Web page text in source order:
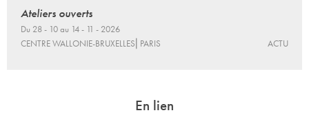
Ateliers ouverts
Du 28 - 10 au 14 - 11 - 2026
CENTRE WALLONIE-BRUXELLES⎜PARIS
ACTU
En lien